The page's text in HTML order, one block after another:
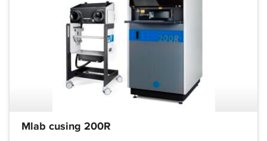
Mlab cusing 200R